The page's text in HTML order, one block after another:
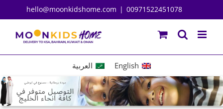
to
content
00971522451078
|
hello@moonkidshome.com
English العربية